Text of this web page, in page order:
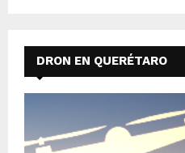
DRON EN QUERÉTARO